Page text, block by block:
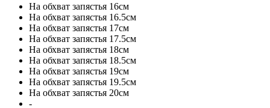
На обхват запястья 16см
На обхват запястья 16.5см
На обхват запястья 17см
На обхват запястья 17.5см
На обхват запястья 18см
На обхват запястья 18.5см
На обхват запястья 19см
На обхват запястья 19.5см
На обхват запястья 20см
-